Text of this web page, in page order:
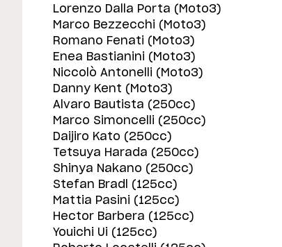
Lorenzo Dalla Porta (Moto3)
Marco Bezzecchi (Moto3)
Romano Fenati (Moto3)
Enea Bastianini (Moto3)
Niccolò Antonelli (Moto3)
Danny Kent (Moto3)
Alvaro Bautista (250cc)
Marco Simoncelli (250cc)
Daijiro Kato (250cc)
Tetsuya Harada (250cc)
Shinya Nakano (250cc)
Stefan Bradl (125cc)
Mattia Pasini (125cc)
Hector Barbera (125cc)
Youichi Ui (125cc)